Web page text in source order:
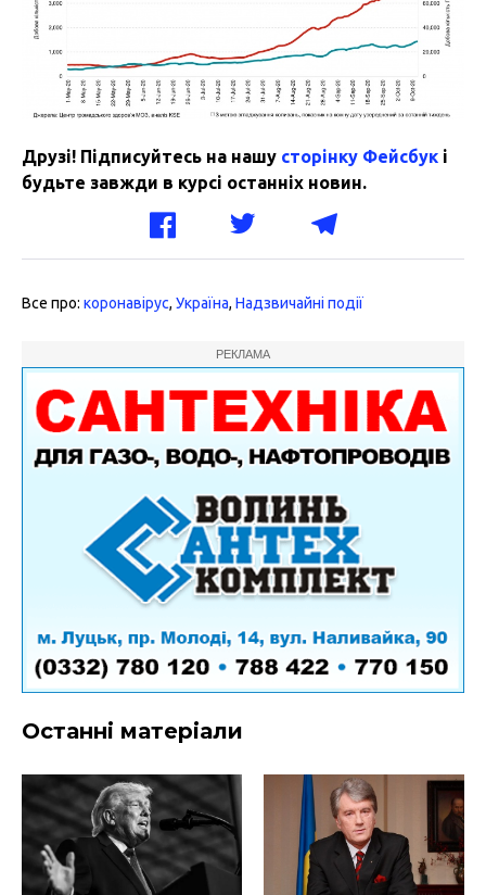
Друзі! Підписуйтесь на нашу сторінку Фейсбук і
будьте завжди в курсі останніх новин.
Все про: коронавірус, Україна, Надзвичайні події
РЕКЛАМА
Останні матеріали